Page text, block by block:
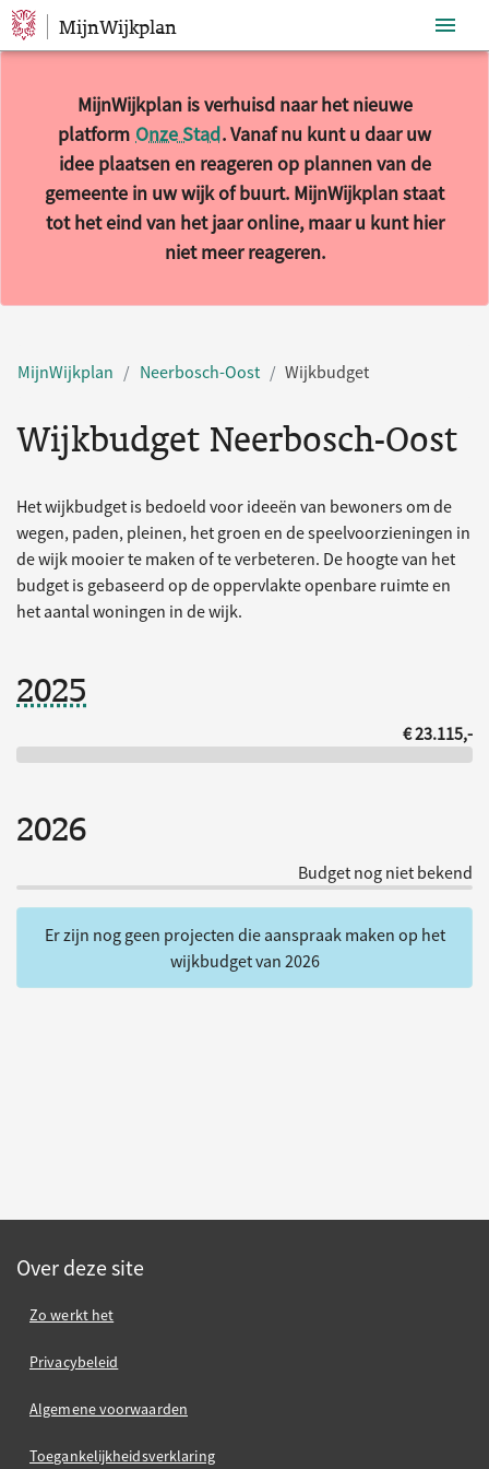
Sla navigatie over
MijnWijkplan
MijnWijkplan is verhuisd naar het nieuwe
platform Onze Stad. Vanaf nu kunt u daar uw
idee plaatsen en reageren op plannen van de
gemeente in uw wijk of buurt. MijnWijkplan staat
tot het eind van het jaar online, maar u kunt hier
niet meer reageren.
MijnWijkplan Neerbosch-Oost Wijkbudget
Wijkbudget Neerbosch-Oost
Het wijkbudget is bedoeld voor ideeën van bewoners om de
wegen, paden, pleinen, het groen en de speelvoorzieningen in
de wijk mooier te maken of te verbeteren. De hoogte van het
budget is gebaseerd op de oppervlakte openbare ruimte en
het aantal woningen in de wijk.
2025
€ 23.115,-
2026
Budget nog niet bekend
Er zijn nog geen projecten die aanspraak maken op het
wijkbudget van 2026
Over deze site
Zo werkt het
Privacybeleid
Algemene voorwaarden
Toegankelijkheidsverklaring